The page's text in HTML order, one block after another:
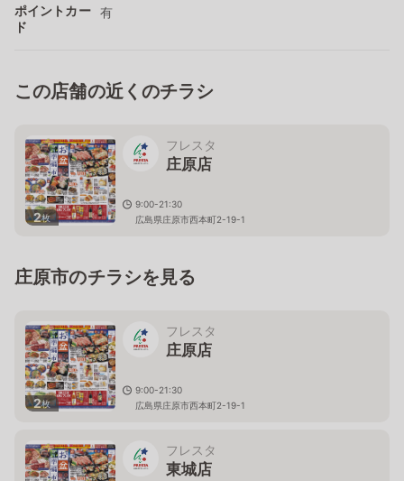
ポイントカー
ド
有
この店舗の近くのチラシ
2枚
フレスタ
庄原店
9:00-21:30
広島県庄原市西本町2-19-1
庄原市のチラシを見る
2枚
フレスタ
庄原店
9:00-21:30
広島県庄原市西本町2-19-1
フレスタ
東城店